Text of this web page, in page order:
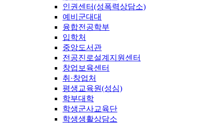
인권센터(성폭력상담소)
예비군대대
융합전공학부
입학처
중앙도서관
전공진로설계지원센터
창업보육센터
취·창업처
평생교육원(성심)
학부대학
학생군사교육단
학생생활상담소